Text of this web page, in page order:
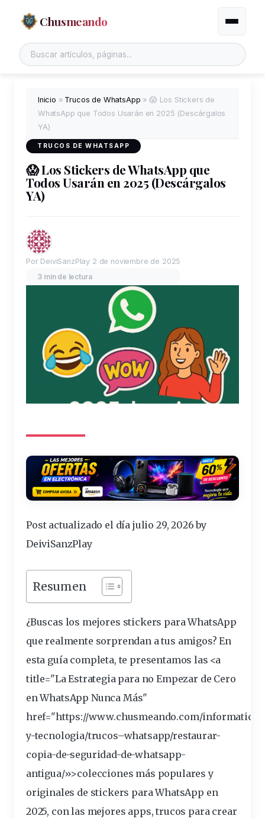
Chusmeando
Buscar en el sitio
Alternar
Inicio » Trucos de WhatsApp » 😱 Los Stickers de
WhatsApp que Todos Usarán en 2025 (Descárgalos
YA)
TRUCOS DE WHATSAPP
😱 Los Stickers de WhatsApp que
Todos Usarán en 2025 (Descárgalos
YA)
Por DeiviSanzPlay 2 de noviembre de 2025
3 min de lectura
Post actualizado el día julio 29, 2026 by
DeiviSanzPlay
Resumen
¿Buscas los mejores stickers para WhatsApp
que realmente sorprendana tus amigos? En
esta guía completa, te presentamos las <a
title="La Estrategia para no Empezar de Cero
en WhatsApp Nunca Más"
href="https://www.chusmeando.com/informatica-
y-tecnologia/trucos–whatsapp/restaurar-
copia-de-seguridad-de-whatsapp-
antigua/»>colecciones más populares y
originales de stickers para WhatsApp en
2025, con las mejores apps, trucos para crear